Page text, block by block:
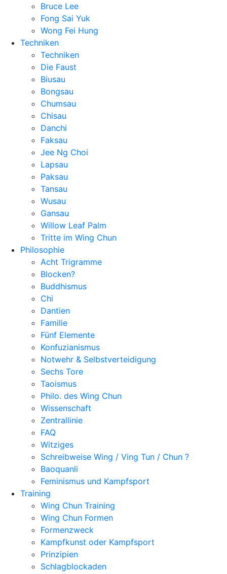
Bruce Lee
Fong Sai Yuk
Wong Fei Hung
Techniken
Techniken
Die Faust
Biusau
Bongsau
Chumsau
Chisau
Danchi
Faksau
Jee Ng Choi
Lapsau
Paksau
Tansau
Wusau
Gansau
Willow Leaf Palm
Tritte im Wing Chun
Philosophie
Acht Trigramme
Blocken?
Buddhismus
Chi
Dantien
Familie
Fünf Elemente
Konfuzianismus
Notwehr & Selbstverteidigung
Sechs Tore
Taoismus
Philo. des Wing Chun
Wissenschaft
Zentrallinie
FAQ
Witziges
Schreibweise Wing / Ving Tun / Chun ?
Baoquanli
Feminismus und Kampfsport
Training
Wing Chun Training
Wing Chun Formen
Formenzweck
Kampfkunst oder Kampfsport
Prinzipien
Schlagblockaden